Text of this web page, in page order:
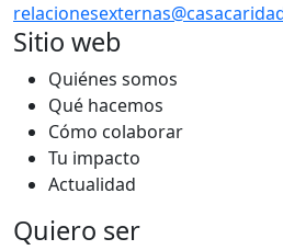
Sitio web
Quiénes somos
Qué hacemos
Cómo colaborar
Tu impacto
Actualidad
Quiero ser